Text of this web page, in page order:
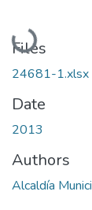
Loading...
Files
24681-1.xlsx
Date
2013
Authors
Alcaldía